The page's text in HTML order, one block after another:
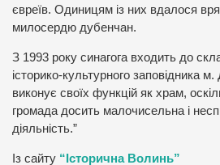
євреїв. Одиницям із них вдалося
милосердю дубенчан.
З 1993 року синагога входить до
історико-культурного заповідника
виконує своїх функцій як храм,
громада досить малочисельна і
діяльність.”
Із сайту “Історична Волинь”